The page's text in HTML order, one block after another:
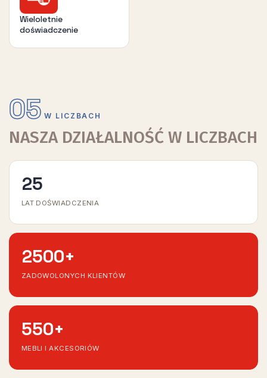
Wieloletnie
doświadczenie
05 W LICZBACH
NASZA DZIAŁALNOŚĆ W LICZBACH
25
LAT DOŚWIADCZENIA
2500+
ZADOWOLONYCH KLIENTÓW
550+
MEBLI I AKCESORIÓW